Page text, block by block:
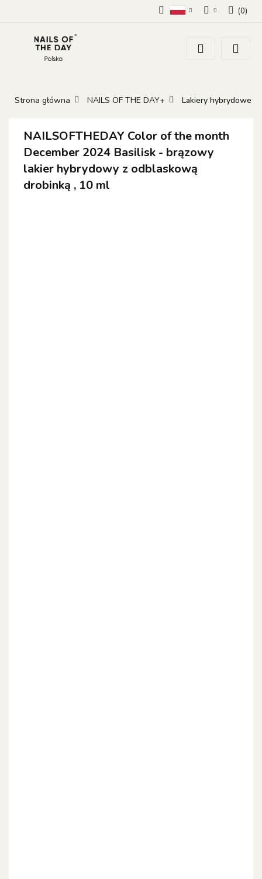
Zarejestruj się
(0)
Strona główna NAILS OF THE DAY+ Lakiery hybrydowe
NAILSOFTHEDAY Color of the month
December 2024 Basilisk - brązowy
lakier hybrydowy z odblaskową
drobinką , 10 ml